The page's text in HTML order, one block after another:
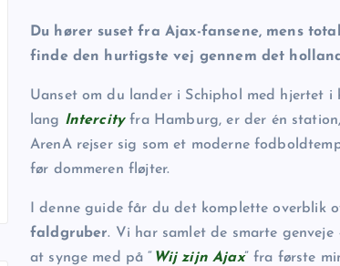
Du hører suset fra Ajax-fansene, mens
finde den hurtigste vej gennem det
Uanset om du lander i Schiphol med hjertet
lang Intercityfra Hamburg, er der én
ArenA rejser sig som et moderne
før dommeren fløjter.
I denne guide får du det komplette overblik
faldgruber. Vi har samlet de smarte
at synge med på “ Wij zijn Ajax” fra første